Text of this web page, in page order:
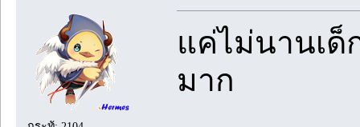
แค่ไม่นานเ
มาก